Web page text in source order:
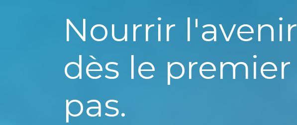
Nourrir l'avenir
dès le premier
pas.